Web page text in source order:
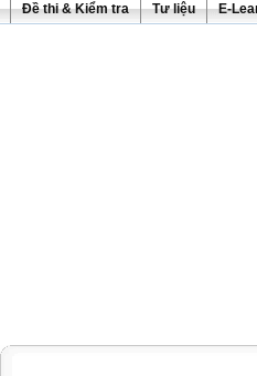
Đề thi & Kiểm tra Tư liệu E-